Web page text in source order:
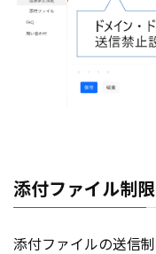
添付ファイル制限
添付ファイルの送信制